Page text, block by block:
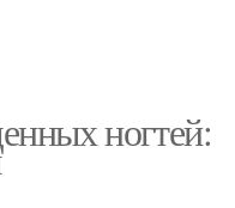
ногтей: